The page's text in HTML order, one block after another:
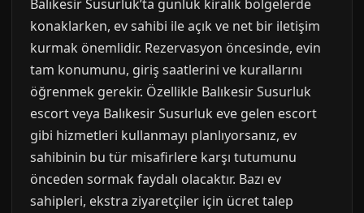
Balıkesir Susurluk’ta günlük kiralık bölgelerde
konaklarken, ev sahibi ile açık ve net bir iletişim
kurmak önemlidir. Rezervasyon öncesinde, evin
tam konumunu, giriş saatlerini ve kurallarını
öğrenmek gerekir. Özellikle Balıkesir Susurluk
escort veya Balıkesir Susurluk eve gelen escort
gibi hizmetleri kullanmayı planlıyorsanız, ev
sahibinin bu tür misafirlere karşı tutumunu
önceden sormak faydalı olacaktır. Bazı ev
sahipleri, ekstra ziyaretçiler için ücret talep